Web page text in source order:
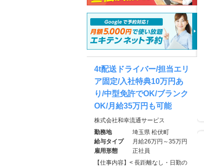
4t配送ドライバー/担当エリ
ア固定/入社特典10万円あ
り/中型免許でOK/ブランク
OK/月給35万円も可能
株式会社和幸流通サービス
勤務地
埼玉県 松伏町
給与タイプ
月給26万円～35万円
雇用形態
正社員
【仕事内容】< 長距離なし・日勤の